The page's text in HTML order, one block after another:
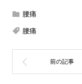
腰痛
腰痛